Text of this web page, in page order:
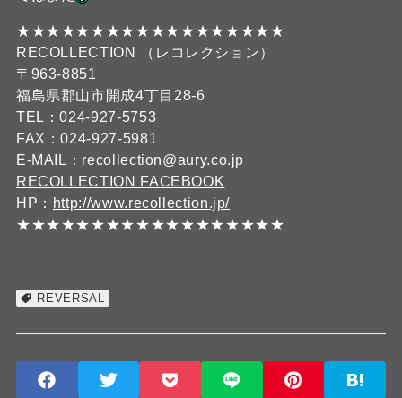
★★★★★★★★★★★★★★★★★★
RECOLLECTION （レコレクション）
〒963-8851
福島県郡山市開成4丁目28-6
TEL：024-927-5753
FAX：024-927-5981
E-MAIL：recollection@aury.co.jp
RECOLLECTION FACEBOOK
HP： http://www.recollection.jp/
★★★★★★★★★★★★★★★★★★
REVERSAL